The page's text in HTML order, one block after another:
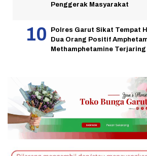
Penggerak Masyarakat
Polres Garut Sikat Tempat
Dua Orang Positif
Methamphetamine Terjaring